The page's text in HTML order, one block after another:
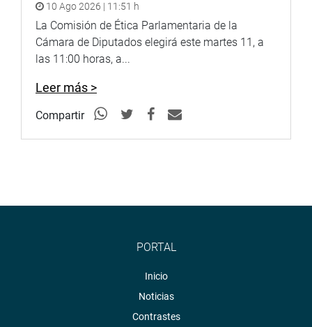
10 Ago 2026 | 11:51 h
La Comisión de Ética Parlamentaria de la
Cámara de Diputados elegirá este martes 11, a
las 11:00 horas, a...
Leer más >
Compartir
PORTAL
Inicio
Noticias
Contrastes